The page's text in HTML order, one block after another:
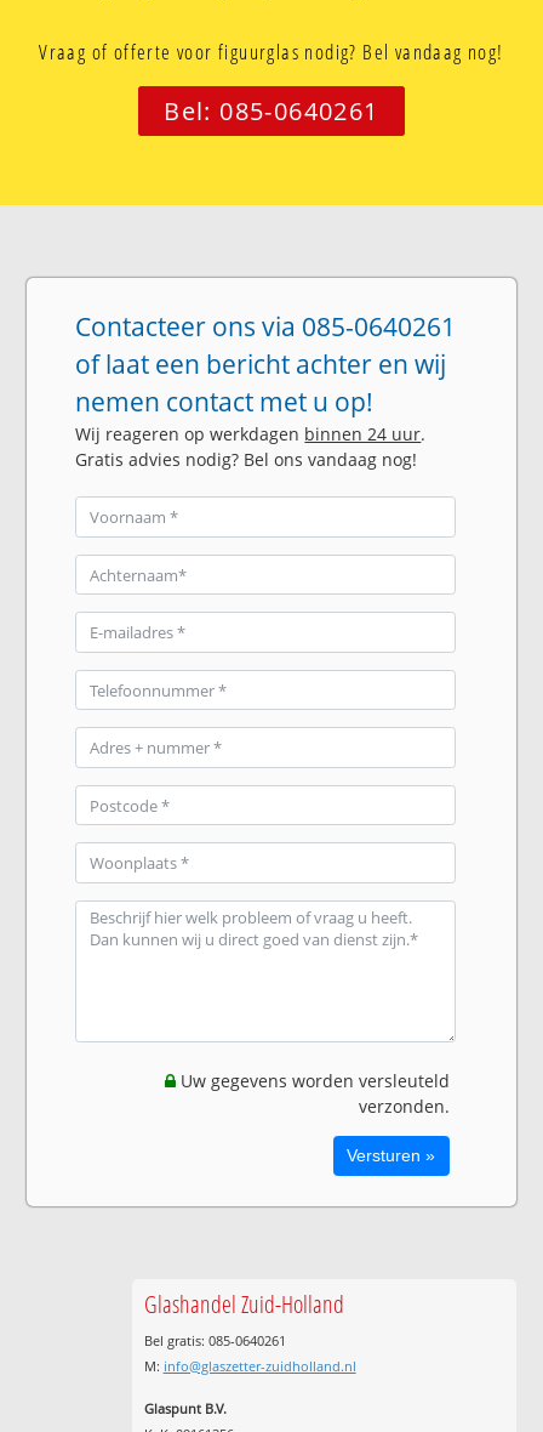
Vraag of offerte voor figuurglas nodig? Bel vandaag nog!
Bel: 085-0640261
Contacteer ons via 085-0640261
of laat een bericht achter en wij
nemen contact met u op!
Wij reageren op werkdagen binnen 24 uur.
Gratis advies nodig? Bel ons vandaag nog!
Uw gegevens worden versleuteld
verzonden.
Glashandel Zuid-Holland
Bel gratis: 085-0640261
M: info@glaszetter-zuidholland.nl
Glaspunt B.V.